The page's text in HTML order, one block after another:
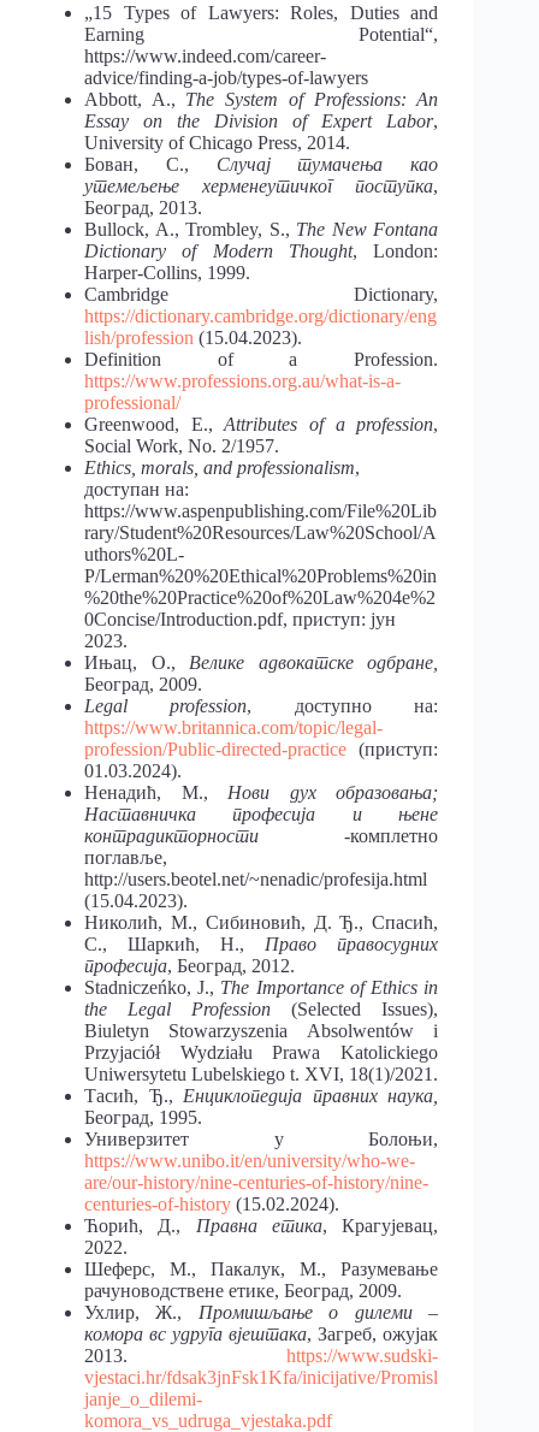
„15 Types of Lawyers: Roles, Duties and
Earning Potential“,
https://www.indeed.com/career-
advice/finding-a-job/types-of-lawyers
Abbott, A., The System of Professions: An
Essay on the Division of Expert Labor,
University of Chicago Press, 2014.
Бован, С., Случај тумачења као
утемељење херменеутичког поступка,
Београд, 2013.
Bullock, A., Trombley, S., The New Fontana
Dictionary of Modern Thought, London:
Harper-Collins, 1999.
Cambridge Dictionary,
https://dictionary.cambridge.org/dictionary/eng
lish/profession (15.04.2023).
Definition of a Profession.
https://www.professions.org.au/what-is-a-
professional/
Greenwood, E., Attributes of a profession,
Social Work, No. 2/1957.
Ethics, morals, and professionalism,
доступан на:
https://www.aspenpublishing.com/File%20Lib
rary/Student%20Resources/Law%20School/A
uthors%20L-
P/Lerman%20%20Ethical%20Problems%20in
%20the%20Practice%20of%20Law%204e%2
0Concise/Introduction.pdf, приступ: јун
2023.
Ињац, О., Велике адвокатске одбране,
Београд, 2009.
Legal profession, доступно на:
https://www.britannica.com/topic/legal-
profession/Public-directed-practice (приступ:
01.03.2024).
Ненадић, М., Нови дух образовања;
Наставничка професија и њене
контрадикторности -комплетно
поглавље,
http://users.beotel.net/~nenadic/profesija.html
(15.04.2023).
Николић, М., Сибиновић, Д. Ђ., Спасић,
С., Шаркић, Н., Право правосудних
професија, Београд, 2012.
Stadniczeńko, J., The Importance of Ethics in
the Legal Profession (Selected Issues),
Biuletyn Stowarzyszenia Absolwentów i
Przyjaciół Wydziału Prawa Katolickiego
Uniwersytetu Lubelskiego t. XVI, 18(1)/2021.
Тасић, Ђ., Енциклопедија правних наука,
Београд, 1995.
Универзитет у Болоњи,
https://www.unibo.it/en/university/who-we-
are/our-history/nine-centuries-of-history/nine-
centuries-of-history (15.02.2024).
Ћорић, Д., Правна етика, Крагујевац,
2022.
Шеферс, М., Пакалук, М., Разумевање
рачуноводствене етике, Београд, 2009.
Ухлир, Ж., Промишљање о дилеми –
комора вс удруга вјештака, Загреб, ожујак
2013.https://www.sudski-
vjestaci.hr/fdsak3jnFsk1Kfa/inicijative/Promisl
janje_o_dilemi-
komora_vs_udruga_vjestaka.pdf